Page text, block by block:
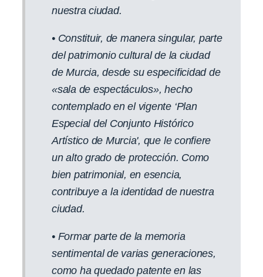
nuestra ciudad.
• Constituir, de manera singular, parte
del patrimonio cultural de la ciudad
de Murcia, desde su especificidad de
«sala de espectáculos», hecho
contemplado en el vigente ‘Plan
Especial del Conjunto Histórico
Artístico de Murcia', que le confiere
un alto grado de protección. Como
bien patrimonial, en esencia,
contribuye a la identidad de nuestra
ciudad.
• Formar parte de la memoria
sentimental de varias generaciones,
como ha quedado patente en las